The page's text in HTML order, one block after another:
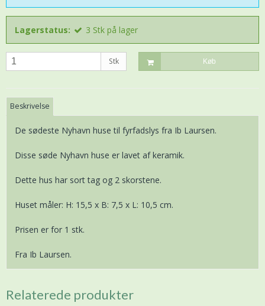
Lagerstatus: 3 Stk på lager
Stk Køb
Beskrivelse
De sødeste Nyhavn huse til fyrfadslys fra Ib Laursen.
Disse søde Nyhavn huse er lavet af keramik.
Dette hus har sort tag og 2 skorstene.
Huset måler: H: 15,5 x B: 7,5 x L: 10,5 cm.
Prisen er for 1 stk.
Fra Ib Laursen.
Relaterede produkter